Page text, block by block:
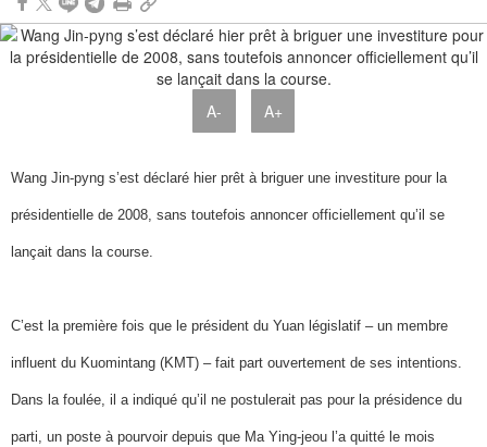
A- A+
Wang Jin-pyng s’est déclaré hier prêt à briguer une investiture pour la
présidentielle de 2008, sans toutefois annoncer officiellement qu’il se
lançait dans la course.
C’est la première fois que le président du Yuan législatif – un membre
influent du Kuomintang (KMT) – fait part ouvertement de ses intentions.
Dans la foulée, il a indiqué qu’il ne postulerait pas pour la présidence du
parti, un poste à pourvoir depuis que Ma Ying-jeou l’a quitté le mois